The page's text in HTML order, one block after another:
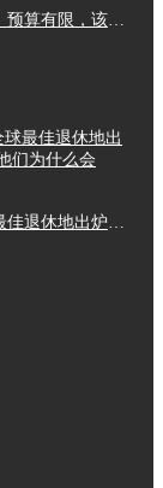
普通家庭、预算有限，该怎么香港身份